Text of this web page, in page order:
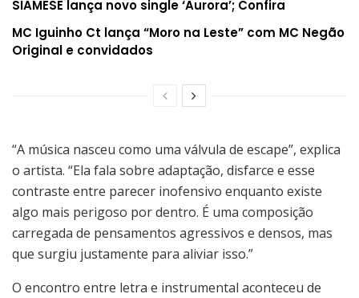
SIAMESE lança novo single ‘Aurora’; Confira
MC Iguinho Ct lança “Moro na Leste” com MC Negão
Original e convidados
“A música nasceu como uma válvula de escape”, explica
o artista. “Ela fala sobre adaptação, disfarce e esse
contraste entre parecer inofensivo enquanto existe
algo mais perigoso por dentro. É uma composição
carregada de pensamentos agressivos e densos, mas
que surgiu justamente para aliviar isso.”
O encontro entre letra e instrumental aconteceu de